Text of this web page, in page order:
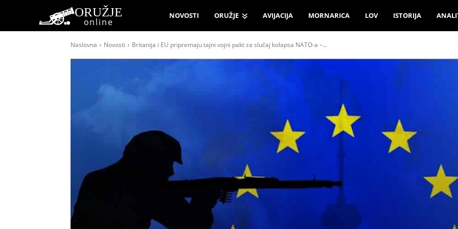
ORUŽJE
online
NOVOSTI ORUŽJE AVIJACIJA MORNARICA LOV ISTORIJA
Naslovna Novosti Britanija i EU pripremaju tajni vojni pakt za slučaj kolapsa NATO-a –...